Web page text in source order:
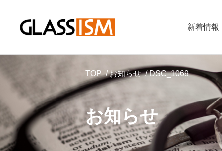
新着情報
お知らせ
TOP お知らせ DSC_1069